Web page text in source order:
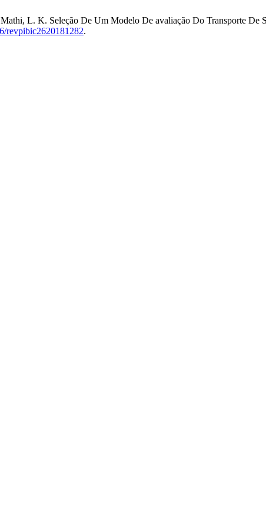
L. K. Seleção De Um Modelo De avaliação Do Transporte De
revpibic2620181282.